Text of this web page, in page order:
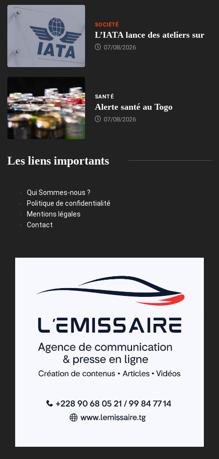
SOCIÉTÉ
L’IATA lance des ateliers sur
07/08/2026
SANTÉ
Alerte santé au Togo
07/08/2026
Les liens importants
Qui Sommes-nous ?
Politique de confidentialité
Mentions légales
Contact